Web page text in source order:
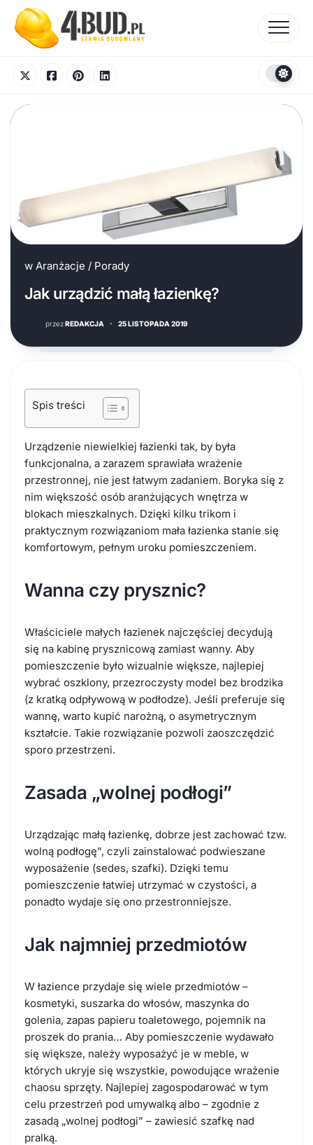
content
w Aranżacje / Porady
Jak urządzić małą łazienkę?
przezREDAKCJA · 25 LISTOPADA 2019
Spis treści
Urządzenie niewielkiej łazienki tak, by była
funkcjonalna, a zarazem sprawiała wrażenie
przestronnej, nie jest łatwym zadaniem. Boryka się z
nim większość osób aranżujących wnętrza w
blokach mieszkalnych. Dzięki kilku trikom i
praktycznym rozwiązaniom mała łazienka stanie się
komfortowym, pełnym uroku pomieszczeniem.
Wanna czy prysznic?
Właściciele małych łazienek najczęściej decydują
się na kabinę prysznicową zamiast wanny. Aby
pomieszczenie było wizualnie większe, najlepiej
wybrać oszklony, przezroczysty model bez brodzika
(z kratką odpływową w podłodze). Jeśli preferuje się
wannę, warto kupić narożną, o asymetrycznym
kształcie. Takie rozwiązanie pozwoli zaoszczędzić
sporo przestrzeni.
Zasada „wolnej podłogi”
Urządzając małą łazienkę, dobrze jest zachować tzw.
wolną podłogę”, czyli zainstalować podwieszane
wyposażenie (sedes, szafki). Dzięki temu
pomieszczenie łatwiej utrzymać w czystości, a
ponadto wydaje się ono przestronniejsze.
Jak najmniej przedmiotów
W łazience przydaje się wiele przedmiotów –
kosmetyki, suszarka do włosów, maszynka do
golenia, zapas papieru toaletowego, pojemnik na
proszek do prania… Aby pomieszczenie wydawało
się większe, należy wyposażyć je w meble, w
których ukryje się wszystkie, powodujące wrażenie
chaosu sprzęty. Najlepiej zagospodarować w tym
celu przestrzeń pod umywalką albo – zgodnie z
zasadą „wolnej podłogi” – zawiesić szafkę nad
pralką.